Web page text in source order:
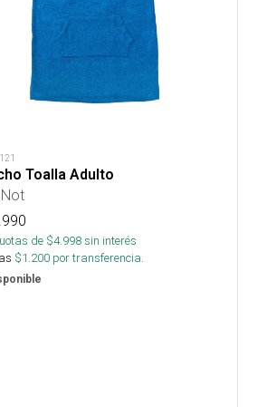
Toalla Adulto
de $4.998sin interés
$1.200 por transferencia.